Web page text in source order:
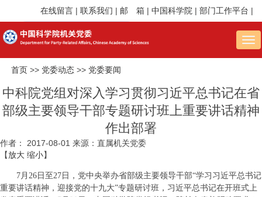
在线留言 | 联系我们 | 邮 箱 | 中国科学院 | 部门工作平台 |
首页 >> 党委动态 >> 党委要闻
中科院党组对深入学习贯彻习近平总书记在省
部级主要领导干部专题研讨班上重要讲话精神
作出部署
作者： 2017-08-01 来源：直属机关党委
【放大 缩小】
7月26日至27日，党中央举办省部级主要领导干部“学习习近平总书记
重要讲话精神，迎接党的十九大”专题研讨班，习近平总书记在开班式上